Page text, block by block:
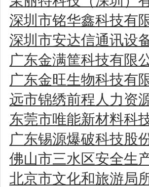
深圳市铭华鑫科技有
深圳市安达信通讯设
广东金满筐科技有限
广东金旺生物科技有
远市锦绣前程人力资
东莞市唯能新材料科
广东锡源爆破科技股
佛山市三水区安全生
北京市文化和旅游局